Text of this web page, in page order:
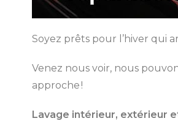
Soyez prêts pour l’hiver qui
Venez nous voir, nous
approche !
Lavage intérieur, extérieur